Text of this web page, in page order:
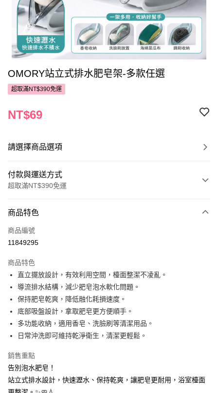
OMORY站立式排水肥皂架-多款任選
超取滿NT$390免運
NT$69
請選擇商品選項
付款與運送方式
超取滿NT$390免運
POYA支付
信用卡一次付款
LINE Pay
Apple Pay
街口支付
悠遊付
【關於「AFTEE先享後付」】
商品特色
商品編號
11849295
商品特色
直立擺放設計，有效利用空間，檯面整潔不凌亂。
導流排水結構，減少肥皂泡水軟化問題。
保持肥皂乾爽，降低融化耗損速度。
底部吸盤設計，拿取肥皂更方便順手。
多功能收納，適用香皂、洗臉刷等清潔用品。
日常沖洗即可維持乾淨衛生，清潔更輕鬆。
銷售重點
告別泡水肥皂！
站立式排水設計，快速瀝水、保持乾爽，讓肥皂更耐用，浴室檯面